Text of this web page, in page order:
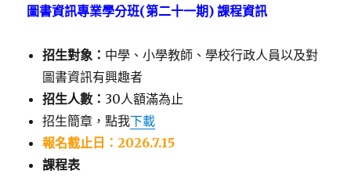
圖書資訊專業學分班(第二十一期) 課程資訊
招生對象： 中學、小學教師、學校行政人員以及對
圖書資訊有興趣者
招生人數： 30人額滿為止
招生簡章，點我下載
報名截止日：2026.7.15
課程表